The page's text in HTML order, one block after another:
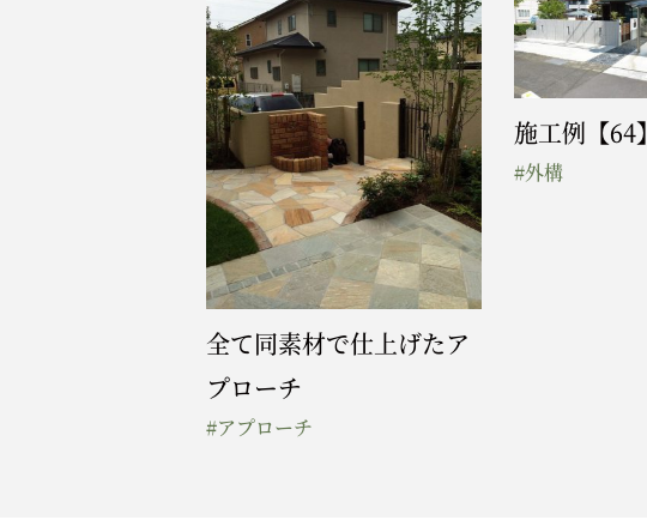
全て同素材で仕上げたア
プローチ
#アプローチ
施工例【64】
#外構